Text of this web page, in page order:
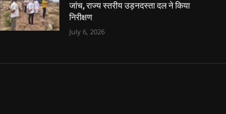
जांच, राज्य स्तरीय उड़नदस्ता दल ने किया
निरीक्षण
July 6, 2026